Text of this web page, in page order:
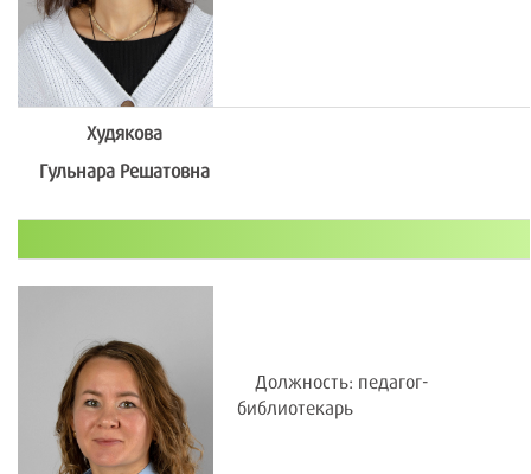
Худякова
Гульнара Решатовна
Должность: педагог-
библиотекарь